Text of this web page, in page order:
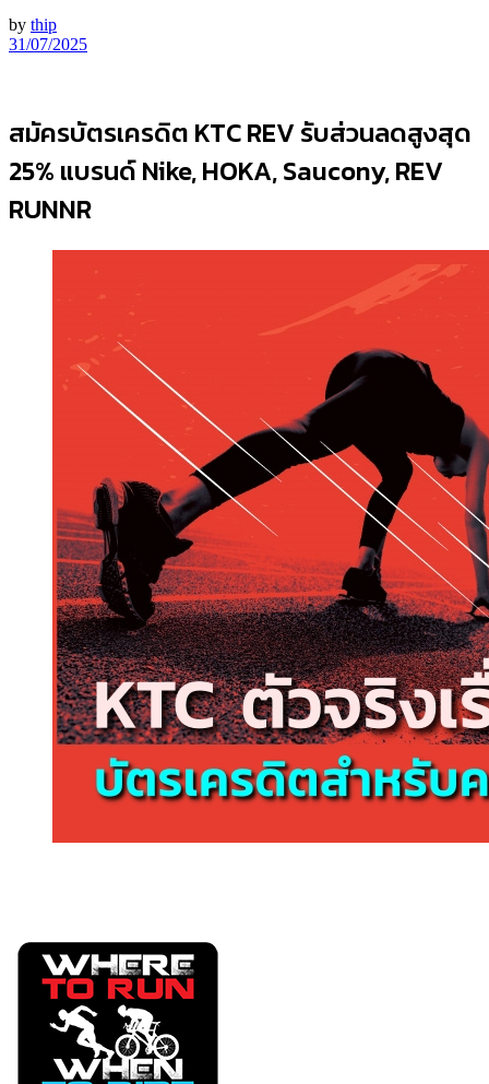
by thip
31/07/2025
สมัครบัตรเครดิต KTC REV รับส่วนลดสูงสุด
25% แบรนด์ Nike, HOKA, Saucony, REV
RUNNR